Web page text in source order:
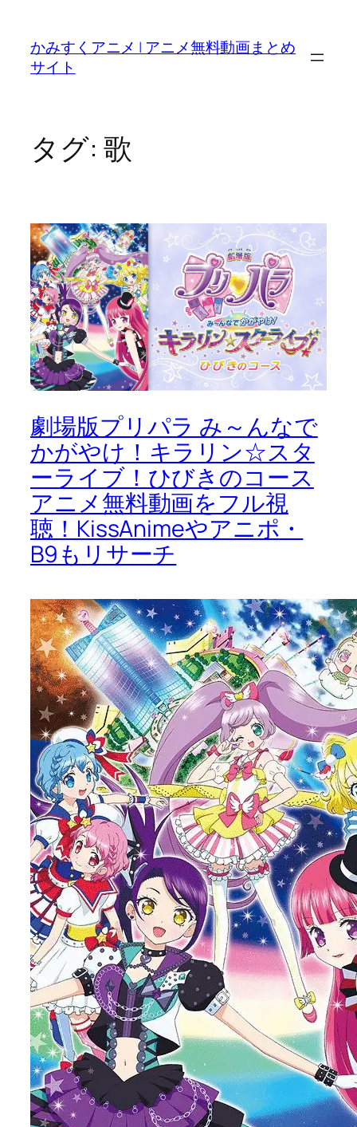
かみすくアニメ | アニメ無料動画まとめ
サイト
タグ: 歌
劇場版プリパラ み～んなで
かがやけ！キラリン☆スタ
ーライブ！ひびきのコース
アニメ無料動画をフル視
聴！KissAnimeやアニポ・
B9もリサーチ